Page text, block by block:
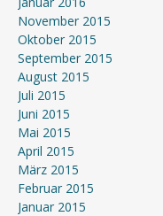
November 2015
Oktober 2015
September 2015
August 2015
Juli 2015
Juni 2015
Mai 2015
April 2015
März 2015
Februar 2015
Januar 2015